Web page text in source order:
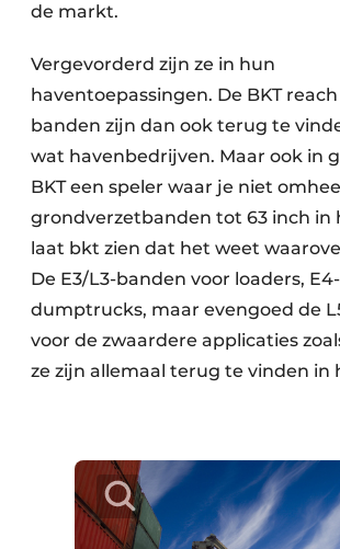
de markt.
Vergevorderd zijn ze in hun
haventoepassingen. De BKT
banden zijn dan ook terug te
wat havenbedrijven. Maar ook in
BKT een speler waar je niet
grondverzetbanden tot 63 inch in
laat bkt zien dat het weet
De E3/L3-banden voor loaders,
dumptrucks, maar evengoed de
voor de zwaardere applicaties
ze zijn allemaal terug te vinden in